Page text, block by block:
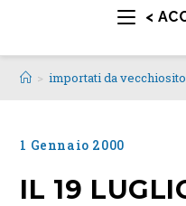
<
> importati da vecchiosito
1 Gennaio 2000
IL 19